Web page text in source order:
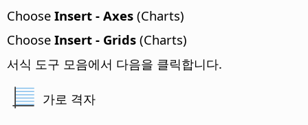
Choose Insert - Axes (Charts)
Choose Insert - Grids (Charts)
서식 도구 모음에서 다음을 클릭합니다.
가로 격자